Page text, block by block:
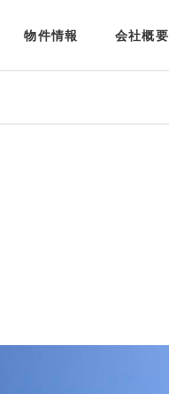
物件情報 会社概要